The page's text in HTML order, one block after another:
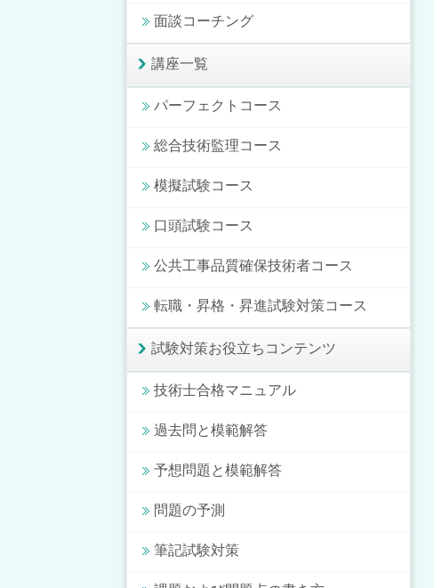
面談コーチング
講座一覧
パーフェクトコース
総合技術監理コース
模擬試験コース
口頭試験コース
公共工事品質確保技術者コース
転職・昇格・昇進試験対策コース
試験対策お役立ちコンテンツ
技術士合格マニュアル
過去問と模範解答
予想問題と模範解答
問題の予測
筆記試験対策